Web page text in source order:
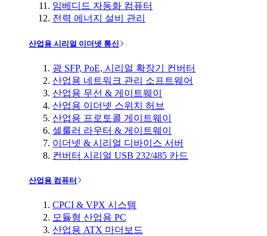
임베디드 자동화 컴퓨터
전력 에너지 설비 관리
산업용 시리얼 이더넷 통신
광 SFP, PoE, 시리얼 확장기 컨버터
산업용 네트워크 관리 소프트웨어
산업용 무선 & 게이트웨이
산업용 이더넷 스위치 허브
산업용 프로토콜 게이트웨이
셀룰러 라우터 & 게이트웨이
이더넷 & 시리얼 디바이스 서버
컨버터 시리얼 USB 232/485 카드
산업용 컴퓨터
CPCI & VPX 시스템
모듈형 산업용 PC
산업용 ATX 마더보드